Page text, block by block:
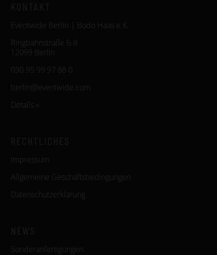
Eventwide Berlin | Bodo Haas e.K.
Ringbahnstraße 6-8
12099 Berlin
030 95 99 97 88 0
berlin@eventwide.com
Details »
Impressum
Allgemeine Geschäftsbedingungen
Datenschutzerklärung
Sonderanfertigungen